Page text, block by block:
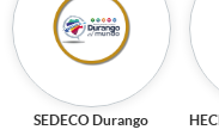
SEDECO Durango